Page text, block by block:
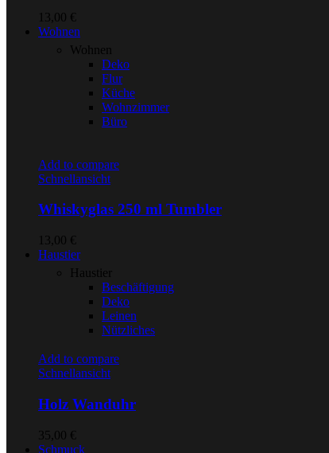
13,00 €
Wohnen
Wohnen
Deko
Flur
Küche
Wohnzimmer
Büro
Add to compare
Schnellansicht
Whiskyglas 250 ml Tumbler
13,00 €
Haustier
Haustier
Beschäftigung
Deko
Leinen
Nützliches
Add to compare
Schnellansicht
Holz Wanduhr
35,00 €
Schmuck